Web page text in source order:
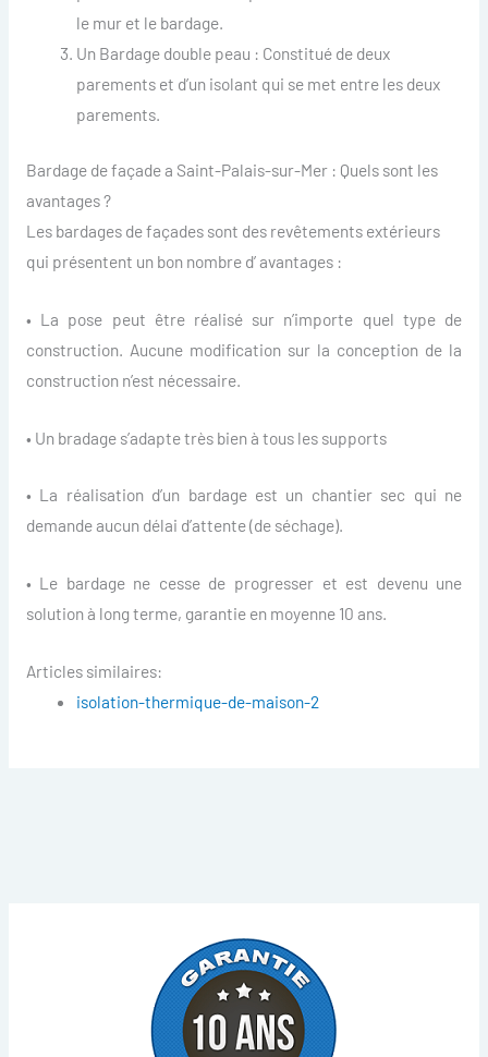
le mur et le bardage.
Un Bardage double peau : Constitué de deux
parements et d’un isolant qui se met entre les deux
parements.
Bardage de façade a Saint-Palais-sur-Mer : Quels sont les
avantages ?
Les bardages de façades sont des revêtements extérieurs
qui présentent un bon nombre d’ avantages :
• La pose peut être réalisé sur n’importe quel type de
construction. Aucune modification sur la conception de la
construction n’est nécessaire.
• Un bradage s’adapte très bien à tous les supports
• La réalisation d’un bardage est un chantier sec qui ne
demande aucun délai d’attente (de séchage).
• Le bardage ne cesse de progresser et est devenu une
solution à long terme, garantie en moyenne 10 ans.
Articles similaires:
isolation-thermique-de-maison-2